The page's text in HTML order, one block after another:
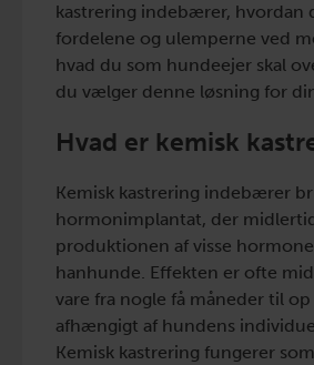
kastrering indebærer, hvordan
fordelene og ulemperne ved
hvad du som hundeejer skal
du vælger denne løsning for
Hvad er kemisk
Kemisk kastrering indebærer
hormonimplantat, der
produktionen af visse
hanhunde. Effekten er ofte
vare fra nogle få måneder til
afhængigt af hundens
Kemisk kastrering fungerer